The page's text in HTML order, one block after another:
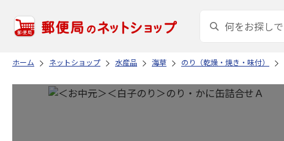
ホーム ネットショップ 水産品 海草 のり（乾燥・焼き・味付）